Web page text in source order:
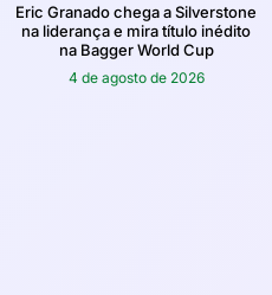
Eric Granado chega a Silverstone
na liderança e mira título inédito
na Bagger World Cup
4 de agosto de 2026